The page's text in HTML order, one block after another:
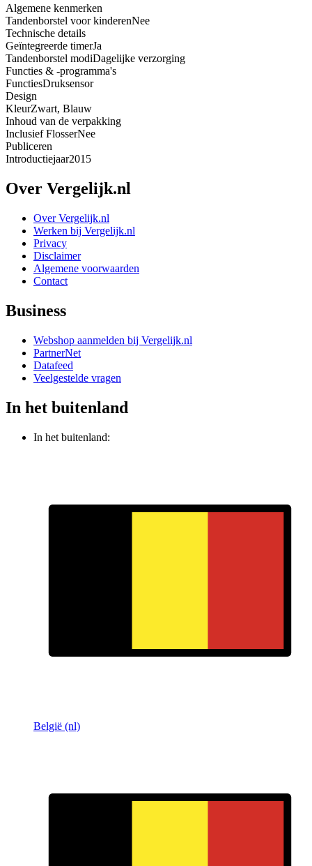
Algemene kenmerken
Tandenborstel voor kinderenNee
Technische details
Geïntegreerde timerJa
Tandenborstel modiDagelijke verzorging
Functies & -programma's
FunctiesDruksensor
Design
KleurZwart, Blauw
Inhoud van de verpakking
Inclusief FlosserNee
Publiceren
Introductiejaar2015
Over Vergelijk.nl
Over Vergelijk.nl
Werken bij Vergelijk.nl
Privacy
Disclaimer
Algemene voorwaarden
Contact
Business
Webshop aanmelden bij Vergelijk.nl
PartnerNet
Datafeed
Veelgestelde vragen
In het buitenland
In het buitenland:
België (nl)